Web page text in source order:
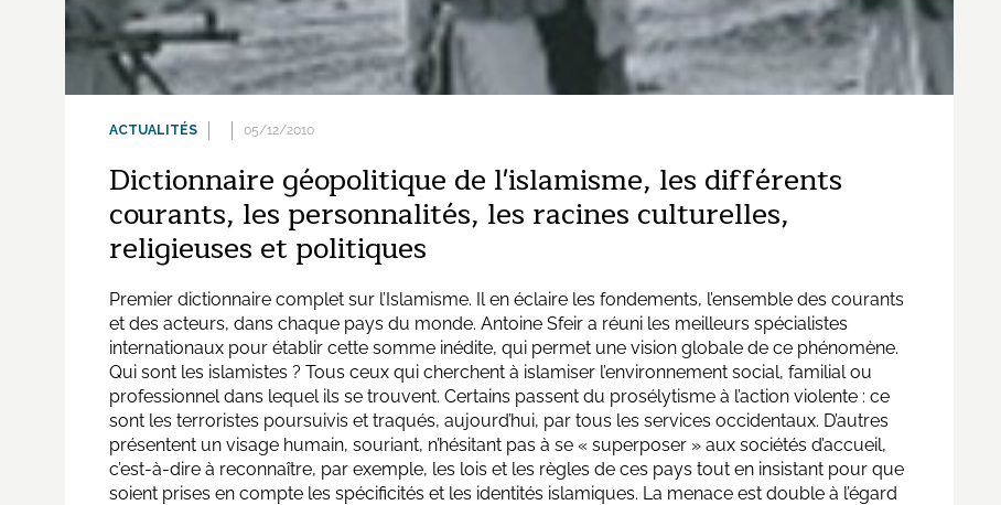
ACTUALITÉS 05/12/2010
Dictionnaire géopolitique de l'islamisme, les différents
courants, les personnalités, les racines culturelles,
religieuses et politiques
Premier dictionnaire complet sur l’Islamisme. Il en éclaire les fondements, l’ensemble des courants
et des acteurs, dans chaque pays du monde. Antoine Sfeir a réuni les meilleurs spécialistes
internationaux pour établir cette somme inédite, qui permet une vision globale de ce phénomène.
Qui sont les islamistes ? Tous ceux qui cherchent à islamiser l’environnement social, familial ou
professionnel dans lequel ils se trouvent. Certains passent du prosélytisme à l’action violente : ce
sont les terroristes poursuivis et traqués, aujourd’hui, par tous les services occidentaux. D’autres
présentent un visage humain, souriant, n’hésitant pas à se « superposer » aux sociétés d’accueil,
c’est-à-dire à reconnaître, par exemple, les lois et les règles de ces pays tout en insistant pour que
soient prises en compte les spécificités et les identités islamiques. La menace est double à l’égard